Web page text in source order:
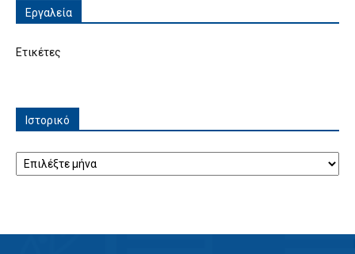
Εργαλεία
Ετικέτες
Ιστορικό